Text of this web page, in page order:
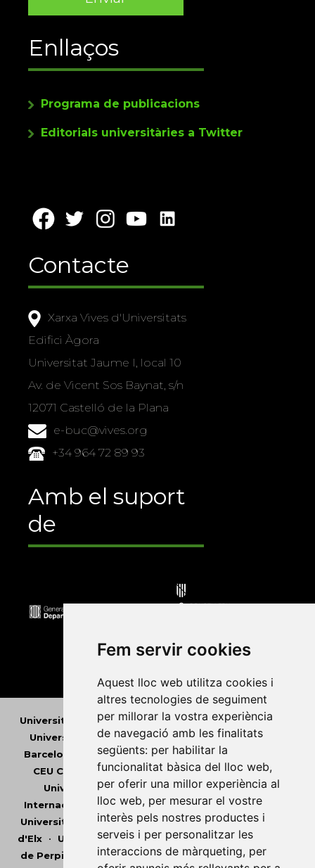
Fem servir cookies
Aquest lloc web utilitza cookies i
altres tecnologies de seguiment
per millorar la vostra experiència
de navegació amb les finalitats
següents: per habilitar la
funcionalitat bàsica del lloc web,
per oferir una millor experiència al
lloc web, per mesurar el vostre
interès pels nostres productes i
serveis i per personalitzar les
interaccions de màrqueting, per
Enllaços
Programa de publicacions
Editorials universitàries a Twitter
Contacte
Xarxa Vives d'Universitats
Edifici Àgora
Universitat Jaume I, local 10
Av. de Vicent Sos Baynat, s/n
12071 Castelló de la Plana
e-buc@vives.org
+34 964 72 89 93
Amb el suport
de
Universitat Abat Oliba CEU • Universitat d'Alacant
Universitat d'Andorra•Universitat Autònoma de
Barcelona
Universitat de Barcelona •
CEU Cardenal Herrera•Universitat de Girona•
Universitat de les Illes Balears•Universitat
Internacional de Catalunya•Universitat Jaume I
Universitat de Lleida•Universitat Miguel Hernández
d'Elx• Universitat Oberta de Catalunya•Universitat
de Perpinyà Via Domitia•Universitat Politècnica de